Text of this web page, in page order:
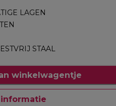
LAGEN
STAAL
winkelwagentje